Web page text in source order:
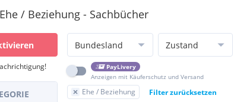
/ Beziehung - Sachbücher
Bundesland Zustand
PayLivery
Anzeigen mit Käuferschutz und Versand
Ehe / Beziehung Filter zurücksetzen